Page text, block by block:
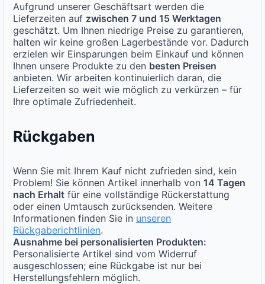
Aufgrund unserer Geschäftsart werden die
Lieferzeiten auf zwischen 7 und 15 Werktagen
geschätzt. Um Ihnen niedrige Preise zu garantieren,
halten wir keine großen Lagerbestände vor. Dadurch
erzielen wir Einsparungen beim Einkauf und können
Ihnen unsere Produkte zu den besten Preisen
anbieten. Wir arbeiten kontinuierlich daran, die
Lieferzeiten so weit wie möglich zu verkürzen – für
Ihre optimale Zufriedenheit.
Rückgaben
Wenn Sie mit Ihrem Kauf nicht zufrieden sind, kein
Problem! Sie können Artikel innerhalb von 14 Tagen
nach Erhalt für eine vollständige Rückerstattung
oder einen Umtausch zurücksenden. Weitere
Informationen finden Sie in unseren
Rückgaberichtlinien.
Ausnahme bei personalisierten Produkten:
Personalisierte Artikel sind vom Widerruf
ausgeschlossen; eine Rückgabe ist nur bei
Herstellungsfehlern möglich.